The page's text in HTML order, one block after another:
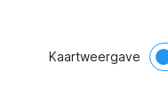
Kaartweergave